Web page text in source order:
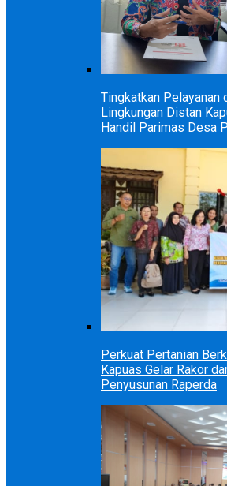
Tingkatkan Pelayanan
Lingkungan Distan
Handil Parimas Desa
Perkuat Pertanian
Kapuas Gelar Rakor
Penyusunan Raperda